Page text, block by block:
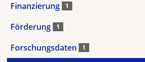
Finanzierung 1
Förderung 1
Forschungsdaten 1